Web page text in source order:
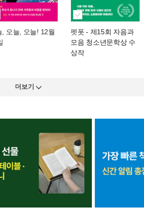
, 오늘, 오늘! 12월
펫폿 - 제15회 자음과
모음 청소년문학상 수
상작
더보기